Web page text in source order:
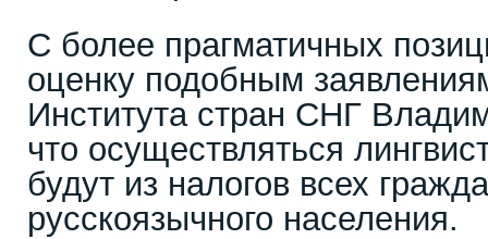
С более прагматичных
оценку подобным
Института стран СНГ
что осуществляться
будут из налогов всех
русскоязычного населения.